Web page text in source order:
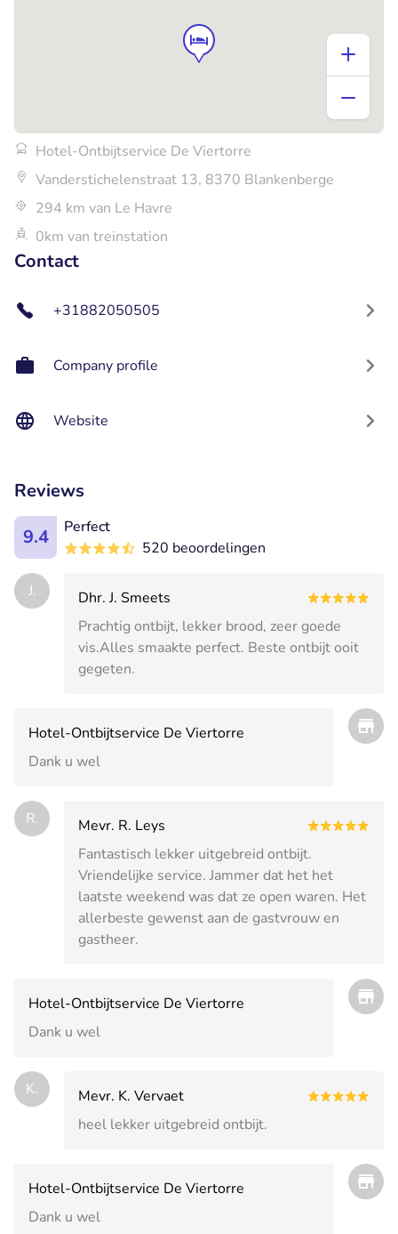
Hotel-Ontbijtservice De Viertorre
Vanderstichelenstraat 13, 8370 Blankenberge
294 km van Le Havre
0km van treinstation
Contact
+31882050505
Company profile
Website
Reviews
9.4
Perfect
520 beoordelingen
J.
Dhr. J. Smeets
Prachtig ontbijt, lekker brood, zeer goede
vis.Alles smaakte perfect. Beste ontbijt ooit
gegeten.
Hotel-Ontbijtservice De Viertorre
Dank u wel
R.
Mevr. R. Leys
Fantastisch lekker uitgebreid ontbijt.
Vriendelijke service. Jammer dat het het
laatste weekend was dat ze open waren. Het
allerbeste gewenst aan de gastvrouw en
gastheer.
Hotel-Ontbijtservice De Viertorre
Dank u wel
K.
Mevr. K. Vervaet
heel lekker uitgebreid ontbijt.
Hotel-Ontbijtservice De Viertorre
Dank u wel